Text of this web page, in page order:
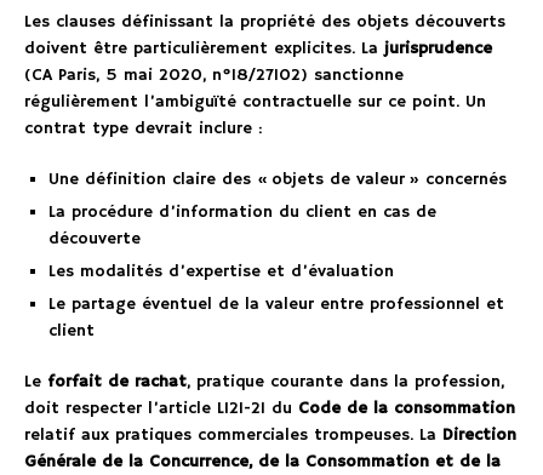
Les clauses définissant la propriété des objets découverts
doivent être particulièrement explicites. Lajurisprudence
(CA Paris, 5 mai 2020, n°18/27102) sanctionne
régulièrement l’ambiguïté contractuelle sur ce point. Un
contrat type devrait inclure :
Une définition claire des « objets de valeur » concernés
La procédure d’information du client en cas de
découverte
Les modalités d’expertise et d’évaluation
Le partage éventuel de la valeur entre professionnel et
client
Le forfait de rachat, pratique courante dans la profession,
doit respecter l’article L121-21 du Code de la consommation
relatif aux pratiques commerciales trompeuses. La Direction
Générale de la Concurrence, de la Consommation et de la